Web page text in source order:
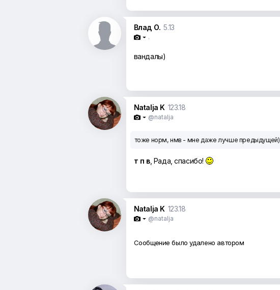
Влад О. 5.13
 .
вандалы)
Natalja K 123.18
 @natalja
тоже норм, нмв - мне даже лучше предыдущей)
т п в, Рада, спасибо!
Natalja K 123.18
 @natalja
Сообщение было удалено автором